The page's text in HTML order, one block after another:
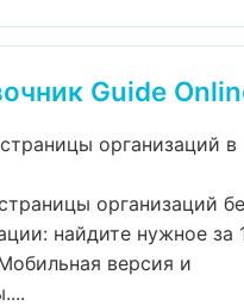
Guide
организаций в
организаций
найдите нужное за
версия и